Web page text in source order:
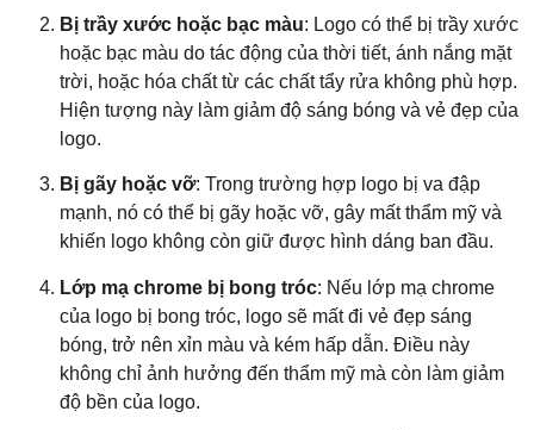
Bị trầy xước hoặc bạc màu: Logo có thể bị trầy xước
hoặc bạc màu do tác động của thời tiết, ánh nắng mặt
trời, hoặc hóa chất từ các chất tẩy rửa không phù hợp.
Hiện tượng này làm giảm độ sáng bóng và vẻ đẹp của
logo.
Bị gãy hoặc vỡ: Trong trường hợp logo bị va đập
mạnh, nó có thể bị gãy hoặc vỡ, gây mất thẩm mỹ và
khiến logo không còn giữ được hình dáng ban đầu.
Lớp mạ chrome bị bong tróc: Nếu lớp mạ chrome
của logo bị bong tróc, logo sẽ mất đi vẻ đẹp sáng
bóng, trở nên xỉn màu và kém hấp dẫn. Điều này
không chỉ ảnh hưởng đến thẩm mỹ mà còn làm giảm
độ bền của logo.